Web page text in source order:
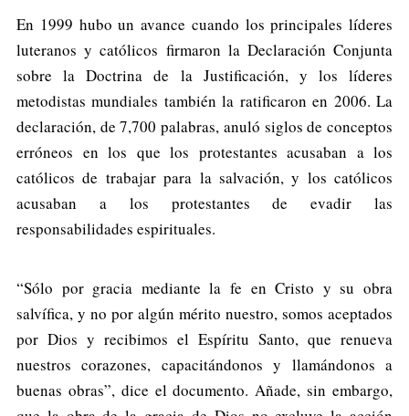
En 1999 hubo un avance cuando los principales líderes
luteranos y católicos firmaron la Declaración Conjunta
sobre la Doctrina de la Justificación, y los líderes
metodistas mundiales también la ratificaron en 2006. La
declaración, de 7,700 palabras, anuló siglos de conceptos
erróneos en los que los protestantes acusaban a los
católicos de trabajar para la salvación, y los católicos
acusaban a los protestantes de evadir las
responsabilidades espirituales.
“Sólo por gracia mediante la fe en Cristo y su obra
salvífica, y no por algún mérito nuestro, somos aceptados
por Dios y recibimos el Espíritu Santo, que renueva
nuestros corazones, capacitándonos y llamándonos a
buenas obras”, dice el documento. Añade, sin embargo,